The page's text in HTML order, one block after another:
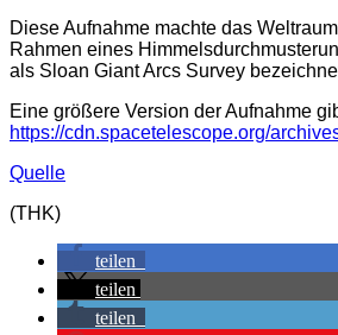
Diese Aufnahme machte das
Rahmen eines
als Sloan Giant Arcs Survey
Eine größere Version der Aufnahme
https://cdn.spacetelescope.org/
Quelle
(THK)
teilen
teilen
teilen